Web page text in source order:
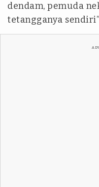
dendam, pemuda
tetangganya